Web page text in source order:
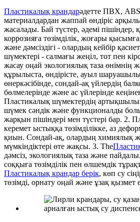
Пластикалық крандарәдетте ПВХ,
материалдардан жаппай өндіріс
жасалады. Бай түстер, әдемі пішіндер,
коррозияға төзімділік, жоғары
және дәмсіздігі - олардың кейбір
шүмектері - салмағы жеңіл, тот пен
жасау оңай экологиялық таза өнімнің
құрылыста, өндірісте, ауыл
өнеркәсібінде, сондай-ақ үйлердің
бөлмелерінде және ас үйлерінде
Пластикалық шүмектердің
шүмек сәндік және функционалды
жарқын пішіндері мен түстері бар. 2.
керемет ыстыққа төзімділікке, аз
қиын. Сондай-ақ, олардың химиялық
мүмкіндіктері өте жақсы. 3. The
дәмсіз, экологиялық таза және
соққыға төзімділік пен өлшемдік
Пластикалық крандар берік, көп су
төзімді, орнату оңай және ұзақ қызмет